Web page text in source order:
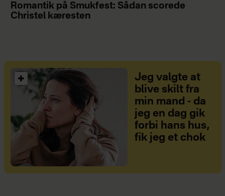
Romantik på Smukfest: Sådan scorede
Christel kæresten
Jeg valgte at
blive skilt fra
min mand - da
jeg en dag gik
forbi hans hus,
fik jeg et chok